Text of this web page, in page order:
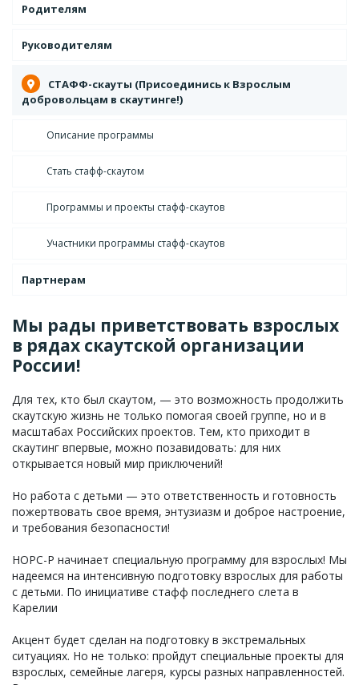
Родителям
Руководителям
СТАФФ-скауты (Присоединись к Взрослым
добровольцам в скаутинге!)
Описание программы
Стать стафф-скаутом
Программы и проекты стафф-скаутов
Участники программы стафф-скаутов
Партнерам
Мы рады приветствовать взрослых
в рядах скаутской организации
России!
Для тех, кто был скаутом, — это возможность продолжить
скаутскую жизнь не только помогая своей группе, но и в
масштабах Российских проектов. Тем, кто приходит в
скаутинг впервые, можно позавидовать: для них
открывается новый мир приключений!
Но работа с детьми — это ответственность и готовность
пожертвовать свое время, энтузиазм и доброе настроение,
и требования безопасности!
НОРС-Р начинает специальную программу для взрослых! Мы
надеемся на интенсивную подготовку взрослых для работы
с детьми. По инициативе стафф последнего слета в
Карелии
Акцент будет сделан на подготовку в экстремальных
ситуациях. Но не только: пройдут специальные проекты для
взрослых, семейные лагеря, курсы разных направленностей.